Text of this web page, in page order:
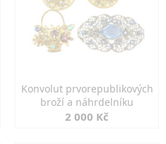
Konvolut prvorepublikových
broží a náhrdelníku
2 000 Kč